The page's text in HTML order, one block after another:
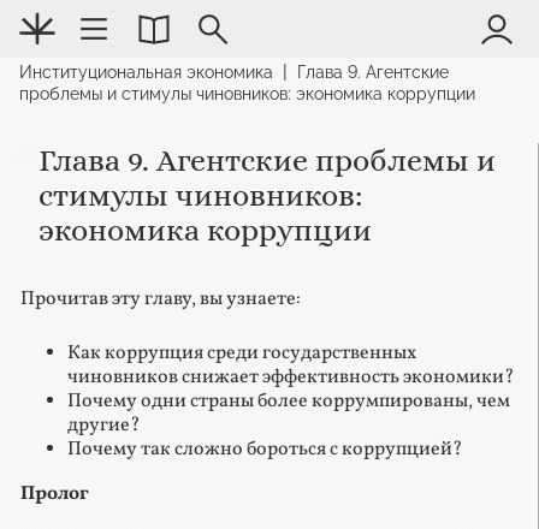
Институциональная экономика
Глава 9. Агентские
проблемы и стимулы чиновников: экономика коррупции
Глава 9. Агентские проблемы и
стимулы чиновников:
экономика коррупции
Прочитав эту главу, вы узнаете:
Как коррупция среди государственных
чиновников снижает эффективность экономики?
Почему одни страны более коррумпированы, чем
другие?
Почему так сложно бороться с коррупцией?
Пролог